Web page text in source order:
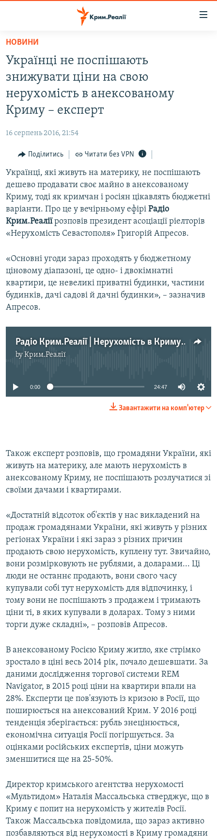
Перейти
основного
матеріалу
до
основної
Перейти
пошуку
ВОДА.КРИМ
ВІДЕО ТА ФОТО
ПОЛІТИКА
ПОГЛЯД
ІНТЕРВ'Ю
ВСЕ ЗА ДЕНЬ
СПЕЦПРОЕКТИ
ДЕПОРТАЦІЯ
ВІДЕОУРОКИ «ELIFBE»
УКРАЇНСЬКА ПРОБЛЕМА КРИМУ
ІНФОГРАФІКА
ЯК ОБІЙТИ БЛОКУВАННЯ
Русский
НОВИНИ
Українці не поспішають
знижувати ціни на свою
нерухомість в анексованому
Криму – експерт
16 серпень 2016, 21:54
Поділитись Читати без VPN
Українці, які живуть на материку, не поспішають
дешево продавати своє майно в анексованому
Криму, тоді як кримчан і росіян цікавлять бюджетні
варіанти. Про це у вечірньому ефірі Радіо
Крим.Реаліїрозповів президент асоціації ріелторів
«Нерухомість Севастополя» Григорій Апресов.
«Основні угоди зараз проходять у бюджетному
ціновому діапазоні, це одно- і двокімнатні
квартири, це невеликі приватні будинки, частини
будинків, дачі садові й дачні будинки», – зазначив
Апресов.
Радіо Крим.Реалії | Нерухомість в Криму: купити не можна продати?
byКрим.Реалії
0:00 24:47
Завантажити на комп'ютер
Також експерт розповів, що громадяни України, які
живуть на материку, але мають нерухомість в
анексованому Криму, не поспішають розлучатися зі
своїми дачами і квартирами.
«Достатній відсоток об'єктів у нас викладений на
продаж громадянами України, які живуть у різних
регіонах України і які зараз з різних причин
продають свою нерухомість, куплену тут. Звичайно,
вони розмірковують не рублями, а доларами... Ці
люди не останнє продають, вони свого часу
купували собі тут нерухомість для відпочинку, і
тому вони не поспішають з продажем і тримають
ціни ті, в яких купували в доларах. Тому з ними
торги дуже складні», – розповів Апресов.
В анексованому Росією Криму житло, яке стрімко
зростало в ціні весь 2014 рік, почало дешевшати. За
даними дослідження торгової системи REM
Navigator, в 2015 році ціни на квартири впали на
28%. Експерти це пов'язують із кризою в Росії, що
поширюється на анексований Крим. У 2016 році
тенденція зберігається: рубль знецінюється,
економічна ситуація Росії погіршується. За
оцінками російських експертів, ціни можуть
зменшитися ще на 25-50%.
Директор кримського агентства нерухомості
«Мультидом» Наталія Массальська стверджує, що в
Криму є попит на нерухомість у жителів Росії.
Також Массальська повідомила, що зараз активно
позбавляються від нерухомості в Криму громадяни